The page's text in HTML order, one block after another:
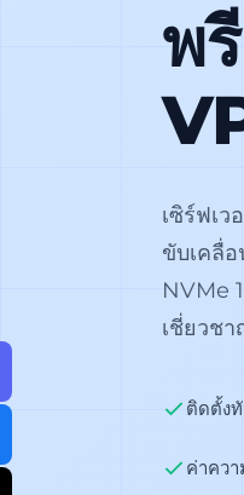
พ
เซิร์ฟเ
ขับเคลื่
NVMe
เชี่ยวช
ติดตั้ง
ค่าควา